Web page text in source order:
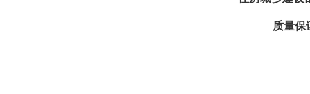
质量保